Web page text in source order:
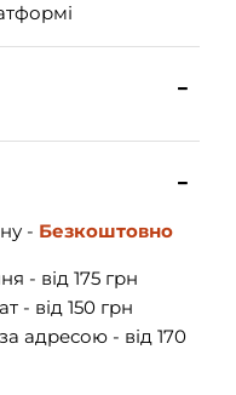
- Безкоштовно
- від 175 грн
- від 150 грн
адресою - від 170